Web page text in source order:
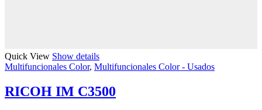
Quick View Show details
Multifuncionales Color, Multifuncionales Color - Usados
RICOH IM C3500